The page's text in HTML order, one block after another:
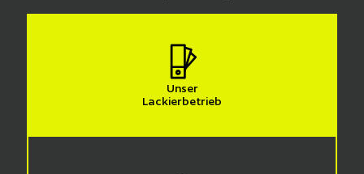
Unser
Lackierbetrieb